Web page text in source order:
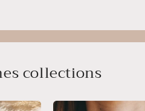
collections